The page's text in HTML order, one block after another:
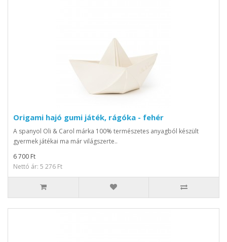
Origami hajó gumi játék, rágóka - fehér
A spanyol Oli & Carol márka 100% természetes anyagból készült
gyermek játékai ma már világszerte..
6 700 Ft
Nettó ár: 5 276 Ft